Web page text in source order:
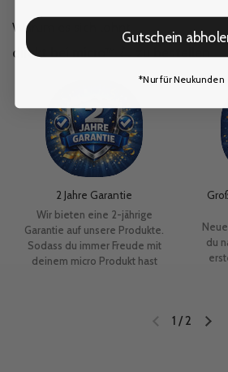
Warum es sich lohnt
direkt bei micro™ 🛴 zu bestellen
2 Jahre Garantie
Wir bieten eine 2-jährige
Garantie auf unsere Produkte.
Sodass du immer Freude mit
deinem micro Produkt hast
du
Vorherige Folie
1 /2
Gutschein
*Nur für Neukunden